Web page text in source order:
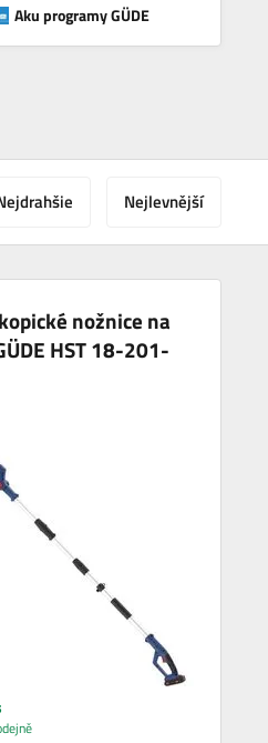
Aku programy GÜDE
Nejlevnější
nožnice na
HST 18-201-